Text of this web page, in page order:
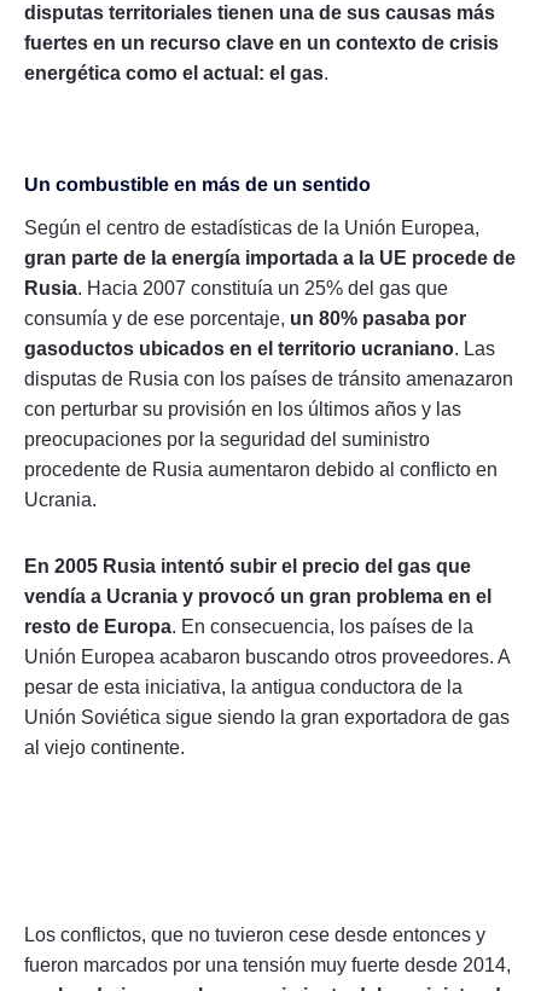
disputas territoriales tienen una de sus causas más
fuertes en un recurso clave en un contexto de crisis
energética como el actual: el gas.
Un combustible en más de un sentido
Según el centro de estadísticas de la Unión Europea,
gran parte de la energía importada a la UE procede de
Rusia. Hacia 2007 constituía un 25% del gas que
consumía y de ese porcentaje, un 80% pasaba por
gasoductos ubicados en el territorio ucraniano. Las
disputas de Rusia con los países de tránsito amenazaron
con perturbar su provisión en los últimos años y las
preocupaciones por la seguridad del suministro
procedente de Rusia aumentaron debido al conflicto en
Ucrania.
En 2005 Rusia intentó subir el precio del gas que
vendía a Ucrania y provocó un gran problema en el
resto de Europa. En consecuencia, los países de la
Unión Europea acabaron buscando otros proveedores. A
pesar de esta iniciativa, la antigua conductora de la
Unión Soviética sigue siendo la gran exportadora de gas
al viejo continente.
Los conflictos, que no tuvieron cese desde entonces y
fueron marcados por una tensión muy fuerte desde 2014,